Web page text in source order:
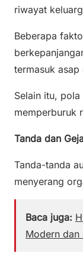
riwayat
Beberapa
termasuk
Selain itu,
memperburuk
Tanda dan
Tanda-tanda
menyerang
Baca juga:
Modern dan